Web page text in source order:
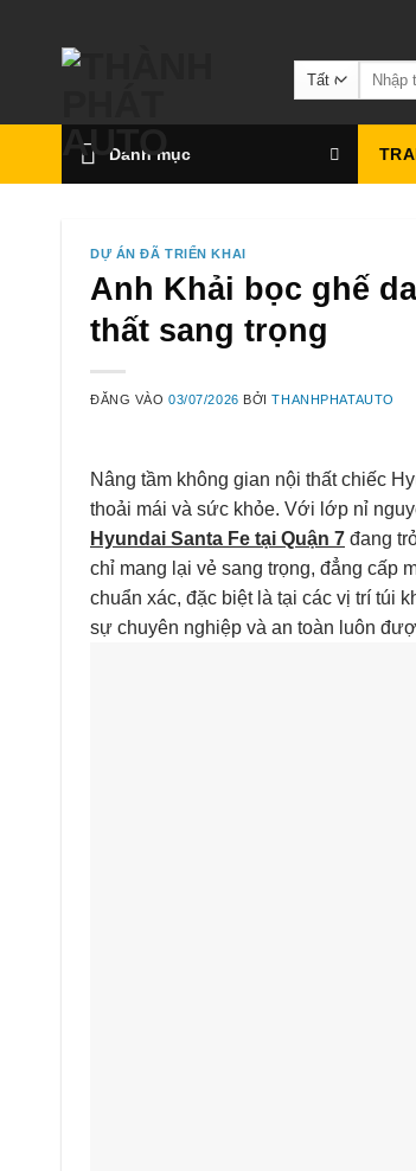
Tìm
kiếm:
Danh mục
DỰ ÁN ĐÃ TRIỂN KHAI
Anh Khải bọc ghế
thất sang trọng
ĐĂNG VÀO03/07/2026 BỞITHANHPHATAUTO
Nâng tầm không gian nội thất chiếc
thoải mái và sức khỏe. Với lớp nỉ
Hyundai Santa Fe tại Quận 7 đang
chỉ mang lại vẻ sang trọng, đẳng cấp
chuẩn xác, đặc biệt là tại các vị trí túi
sự chuyên nghiệp và an toàn luôn